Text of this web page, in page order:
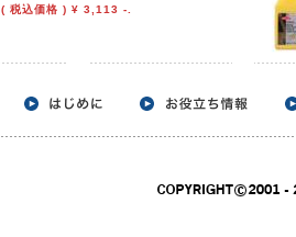
( 税込価格 ) ¥ 3,113 -.